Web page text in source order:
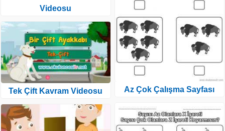
Videosu
Tek Çift Kavram Videosu Az Çok Çalışma Sayfası